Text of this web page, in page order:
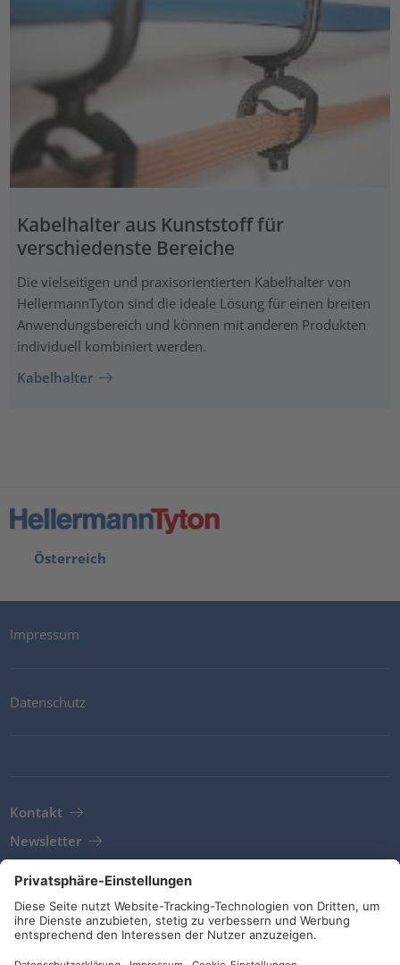
Kabelhalter aus Kunststoff für
verschiedenste Bereiche
Die vielseitigen und praxisorientierten Kabelhalter von
HellermannTyton sind die ideale Lösung für einen breiten
Anwendungsbereich und können mit anderen Produkten
individuell kombiniert werden.
Kabelhalter
Österreich
Impressum
Datenschutz
Kontakt
Newsletter
AGB
Richtlinien und Bekenntnisse